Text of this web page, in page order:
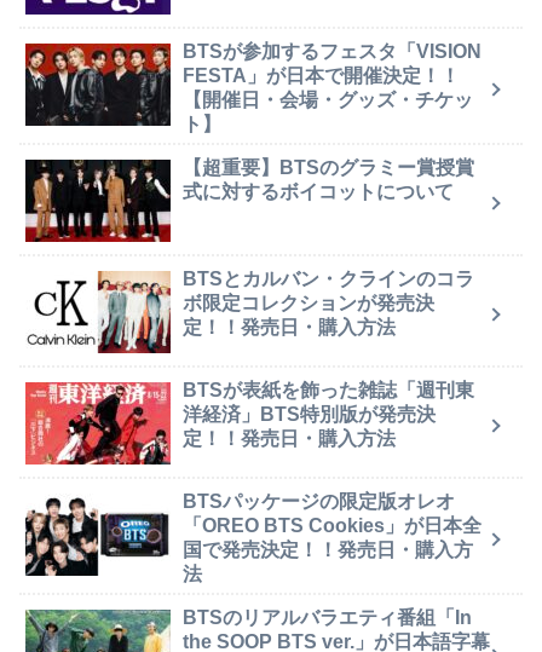
BTSが参加するフェスタ「VISION
FESTA」が日本で開催決定！！
【開催日・会場・グッズ・チケッ
ト】
【超重要】BTSのグラミー賞授賞
式に対するボイコットについて
BTSとカルバン・クラインのコラ
ボ限定コレクションが発売決
定！！発売日・購入方法
BTSが表紙を飾った雑誌「週刊東
洋経済」BTS特別版が発売決
定！！発売日・購入方法
BTSパッケージの限定版オレオ
「OREO BTS Cookies」が日本全
国で発売決定！！発売日・購入方
法
BTSのリアルバラエティ番組「In
the SOOP BTS ver.」が日本語字幕